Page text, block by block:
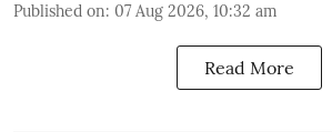
Published on: 07 Aug 2026, 10:32 am
Read More